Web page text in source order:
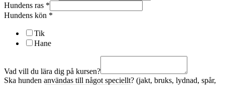
Hundens ras *
Hundens kön *
Tik
Hane
Vad vill du lära dig på kursen?
Ska hunden användas till något speciellt? (jakt, bruks, lydnad, spår,